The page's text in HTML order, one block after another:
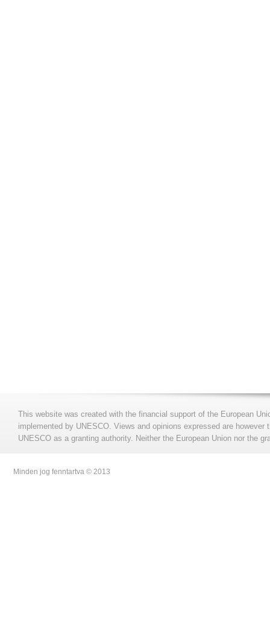
This website was created with the financial support of the European
implemented by UNESCO. Views and opinions expressed are
UNESCO as a granting authority. Neither the European Union nor the
Minden jog fenntartva © 2013